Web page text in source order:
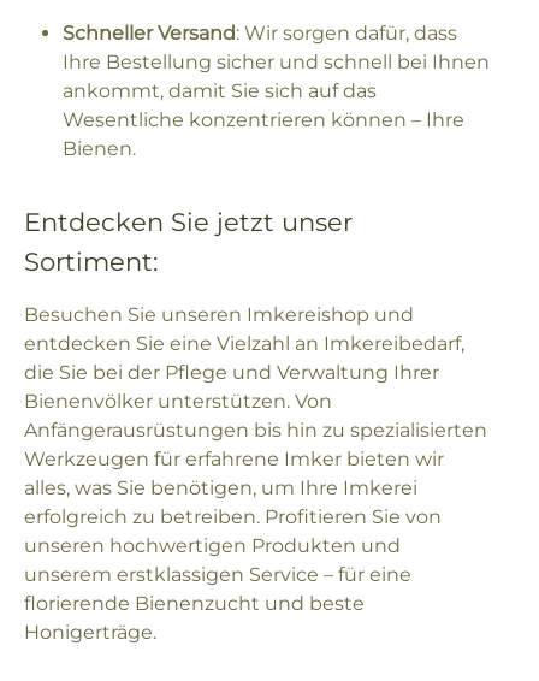
Schneller Versand: Wir sorgen dafür, dass
Ihre Bestellung sicher und schnell bei Ihnen
ankommt, damit Sie sich auf das
Wesentliche konzentrieren können – Ihre
Bienen.
Entdecken Sie jetzt unser
Sortiment:
Besuchen Sie unseren Imkereishop und
entdecken Sie eine Vielzahl an Imkereibedarf,
die Sie bei der Pflege und Verwaltung Ihrer
Bienenvölker unterstützen. Von
Anfängerausrüstungen bis hin zu spezialisierten
Werkzeugen für erfahrene Imker bieten wir
alles, was Sie benötigen, um Ihre Imkerei
erfolgreich zu betreiben. Profitieren Sie von
unseren hochwertigen Produkten und
unserem erstklassigen Service – für eine
florierende Bienenzucht und beste
Honigerträge.